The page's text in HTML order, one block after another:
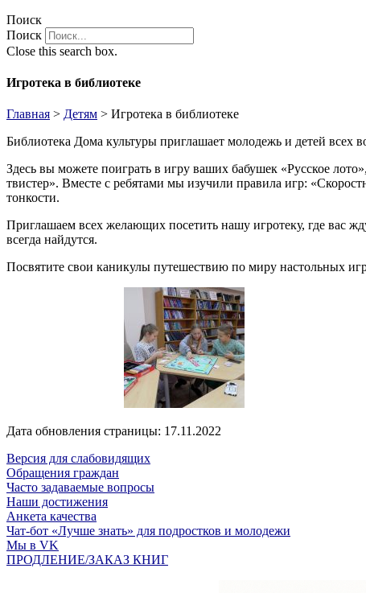
Поиск
Поиск
Close this search box.
Игротека в библиотеке
Главная > Детям > Игротека в библиотеке
Библиотека Дома культуры приглашает молодежь и детей всех
Здесь вы можете поиграть в игру ваших бабушек «Русское
твистер». Вместе с ребятами мы изучили правила игр:
тонкости.
Приглашаем всех желающих посетить нашу игротеку, где вас
всегда найдутся.
Посвятите свои каникулы путешествию по миру настольных
Дата обновления страницы: 17.11.2022
Версия для слабовидящих
Обращения граждан
Часто задаваемые вопросы
Наши достижения
Анкета качества
Чат-бот «Лучше знать» для подростков и молодежи
Мы в VK
ПРОДЛЕНИЕ/ЗАКАЗ КНИГ